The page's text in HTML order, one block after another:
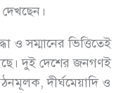
ও সম্মানের ভিত্তিতেই
দুই দেশের জনগণই
দীর্ঘমেয়াদি ও